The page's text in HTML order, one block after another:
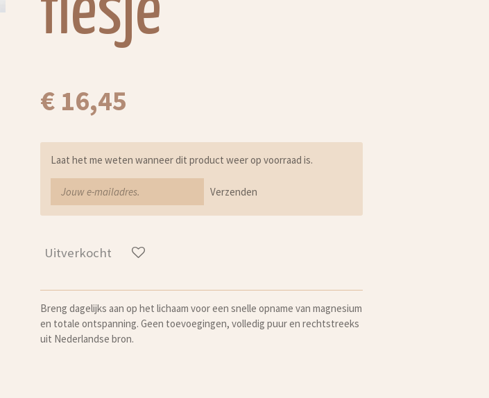
€ 16,45
Laat het me weten wanneer dit product weer op voorraad is.
Verzenden
Uitverkocht
Breng dagelijks aan op het lichaam voor een snelle opname van magnesium
en totale ontspanning. Geen toevoegingen, volledig puur en rechtstreeks
uit Nederlandse bron.